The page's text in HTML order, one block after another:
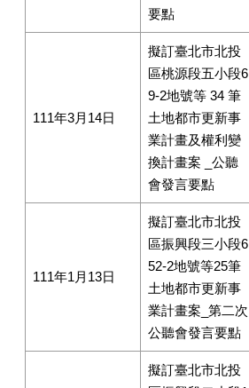
要點
111年3月14日
擬訂臺北市北投
區桃源段五小段6
9-2地號等 34 筆
土地都市更新事
業計畫及權利變
換計畫案 _公聽
會發言要點
111年1月13日
擬訂臺北市北投
區振興段三小段6
52-2地號等25筆
土地都市更新事
業計畫案_第二次
公聽會發言要點
擬訂臺北市北投